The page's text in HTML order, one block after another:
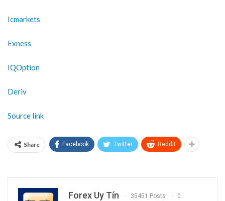
Icmarkets
Exness
IQOption
Deriv
Source link
Share Facebook Twitter ReddIt
Forex Uy Tín 35451 Posts 0